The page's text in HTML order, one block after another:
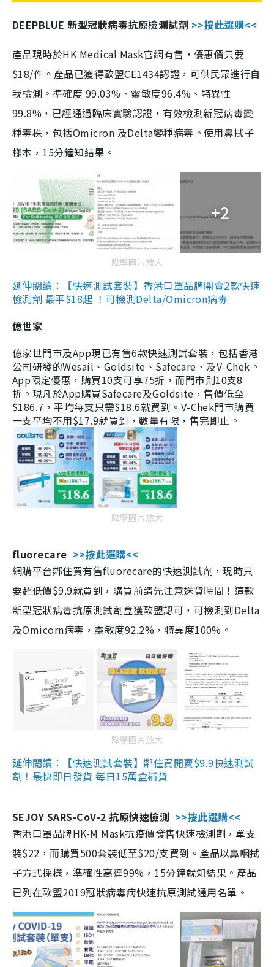
DEEPBLUE 新型冠狀病毒抗原檢測試劑 >>按此選購<<
產品現時於HK Medical Mask官網有售，優惠價只要
$18/件。產品已獲得歐盟CE1434認證，可供民眾進行自
我檢測。準確度 99.03%、靈敏度96.4%、特異性
99.8%，已經通過臨床實驗認證，有效檢測新冠病毒變
種毒株，包括Omicron 及Delta變種病毒。使用鼻拭子
樣本，15分鐘知結果。
+2
點擊圖片放大
延伸閱讀：【快速測試套裝】香港口罩品牌開賣2款快速
檢測劑 最平$18起 ！可檢測Delta/Omicron病毒
億世家
億家世門市及App現已有售6款快速測試套裝，包括香港
公司研發的Wesail、Goldsite、Safecare、及V-Chek。
App限定優惠，購買10支可享75折，而門市則10支8
折。現凡於App購買Safecare及Goldsite，售價低至
$186.7，平均每支只需$18.6就買到。V-Chek門市購買
一支平均不用$17.9就買到，數量有限，售完即止。
點擊圖片放大
fluorecare >>按此選購<<
網購平台鄰住買有售fluorecare的快速測試劑，現時只
要超低價$9.9就買到，購買前請先注意送貨時間！這款
新型冠狀病毒抗原測試劑盒獲歐盟認可，可檢測到Delta
及Omicorn病毒，靈敏度92.2%，特異度100%。
點擊圖片放大
延伸閱讀：【快速測試套裝】鄰住買開賣$9.9快速測試
劑！最快即日發貨 每日15萬盒補貨
SEJOY SARS-CoV-2 抗原快速檢測 >>按此選購<<
香港口罩品牌HK-M Mask抗疫價發售快速檢測劑，單支
裝$22，而購買500套裝低至$20/支買到。產品以鼻咽拭
子方式採樣，準確性高達99%，15分鐘就知結果。產品
已列在歐盟2019冠狀病毒病快速抗原測試通用名單。